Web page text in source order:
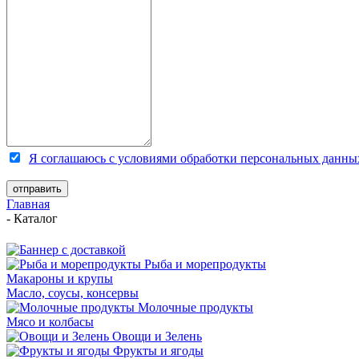
Я соглашаюсь с условиями обработки персональных
Главная
- Каталог
Рыба и морепродукты
Макароны и крупы
Масло, соусы, консервы
Молочные продукты
Мясо и колбасы
Овощи и Зелень
Фрукты и ягоды